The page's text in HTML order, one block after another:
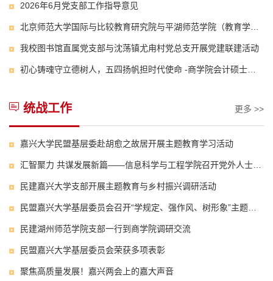
2026年6月党支部工作指导意见
我校图书馆直属党支部与沈荡镇尤甪村党总支开展党建联建活动
统战工作 更多 >>
嘉兴大学民盟基层委赴胡愈之故居开展主题教育学习活动
民建嘉兴大学支部开展主题教育与乡村振兴调研活动
民建湖州师范学院支部一行到商学院调研交流
民盟嘉兴大学基层委员会荣获多项表彰
聚焦高质量发展！嘉兴两会上的嘉大声音